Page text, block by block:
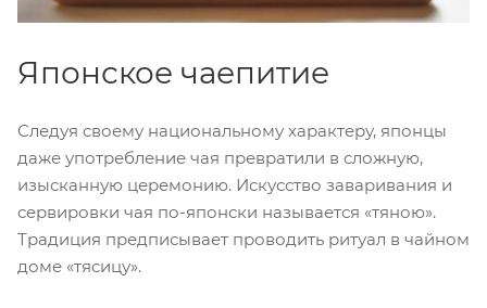
Японское чаепитие
Следуя своему национальному характеру, японцы
даже употребление чая превратили в сложную,
изысканную церемонию. Искусство заваривания и
сервировки чая по-японски называется «тяною».
Традиция предписывает проводить ритуал в чайном
доме «тясицу».